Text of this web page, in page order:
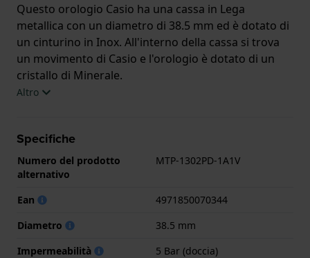
Questo orologio Casio ha una cassa in Lega
metallica con un diametro di 38.5 mm ed è dotato di
un cinturino in Inox. All'interno della cassa si trova
un movimento di Casio e l'orologio è dotato di un
cristallo di Minerale.
fornito con 2 Anni di garanzia.
.
Altro
Specifiche
Numero del prodotto
alternativo
MTP-1302PD-1A1V
Ean
4971850070344
Diametro
38.5 mm
Impermeabilità
5 Bar (doccia)